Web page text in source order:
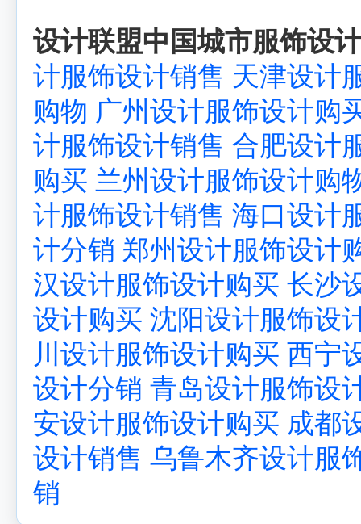
设计联盟中国城市服饰设
计服饰设计销售 天津设计
购物 广州设计服饰设计购
计服饰设计销售 合肥设计
购买 兰州设计服饰设计购
计服饰设计销售 海口设计
计分销 郑州设计服饰设计
汉设计服饰设计购买 长沙
设计购买 沈阳设计服饰设
川设计服饰设计购买 西宁
设计分销 青岛设计服饰设
安设计服饰设计购买 成都
设计销售 乌鲁木齐设计服
销